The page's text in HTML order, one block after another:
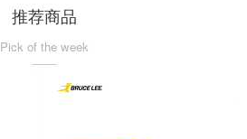
推荐商品
Pick of the week